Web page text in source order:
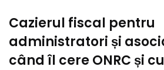
Cazierul fiscal pentru
administratori și
când îl cere ONRC și